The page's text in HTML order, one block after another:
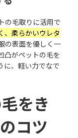
の毛取りに活用で
、柔らかいウレタ
の表面を優しく一
凸がペットの毛を
に、軽い力でなで
をき
コツ